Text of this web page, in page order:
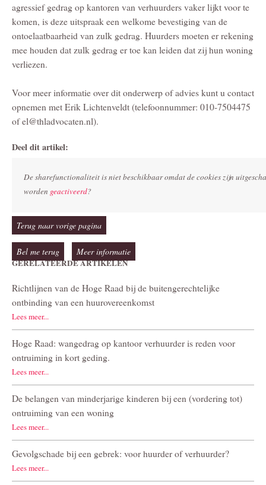
agressief gedrag op kantoren van verhuurders vaker lijkt voor te
komen, is deze uitspraak een welkome bevestiging van de
ontoelaatbaarheid van zulk gedrag. Huurders moeten er rekening
mee houden dat zulk gedrag er toe kan leiden dat zij hun woning
verliezen.
Voor meer informatie over dit onderwerp of advies kunt u contact
opnemen met Erik Lichtenveldt (telefoonnummer: 010-7504475
of el@thladvocaten.nl).
Deel dit artikel:
De sharefunctionaliteit is niet beschikbaar omdat de cookies zijn
worden geactiveerd?
Terug naar vorige pagina
Bel me terug Meer informatie
GERELATEERDE ARTIKELEN
Richtlijnen van de Hoge Raad bij de buitengerechtelijke
ontbinding van een huurovereenkomst
Lees meer...
Hoge Raad: wangedrag op kantoor verhuurder is reden voor
ontruiming in kort geding.
Lees meer...
De belangen van minderjarige kinderen bij een (vordering tot)
ontruiming van een woning
Lees meer...
Gevolgschade bij een gebrek: voor huurder of verhuurder?
Lees meer...